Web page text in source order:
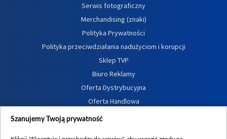
Serwis fotograficzny
Merchandising (znaki)
Polityka Prywatności
Polityka przeciwdziałania nadużyciom i korupcji
Sklep TVP
Biuro Reklamy
Oferta Dystrybucyjna
Oferta Handlowa
Dostępność
Szanujemy Twoją prywatność